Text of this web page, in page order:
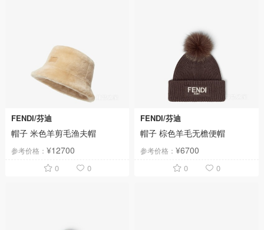
FENDI/芬迪
帽子 米色羊剪毛渔夫帽
参考价格： ¥12700
0 0
FENDI/芬迪
帽子 棕色羊毛无檐便帽
参考价格：¥6700
0 0